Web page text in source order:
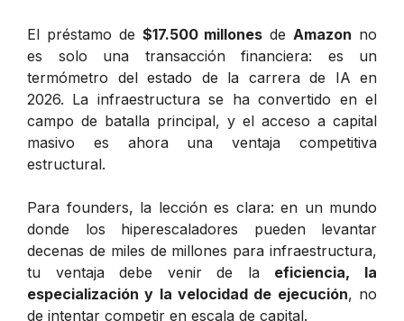
El préstamo de $17.500 millones deAmazon no
es solo una transacción financiera: es un
termómetro del estado de la carrera de IA en
2026. La infraestructura se ha convertido en el
campo de batalla principal, y el acceso a capital
masivo es ahora una ventaja competitiva
estructural.
Para founders, la lección es clara: en un mundo
donde los hiperescaladores pueden levantar
decenas de miles de millones para infraestructura,
tu ventaja debe venir de la eficiencia, la
especialización y la velocidad de ejecución, no
de intentar competir en escala de capital.